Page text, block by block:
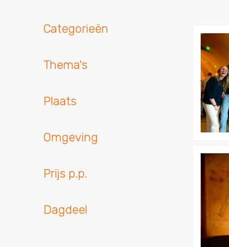
Categorieën
Thema's
Plaats
Omgeving
Prijs p.p.
Dagdeel
Alleskunner
Escaperoom
Mysterium